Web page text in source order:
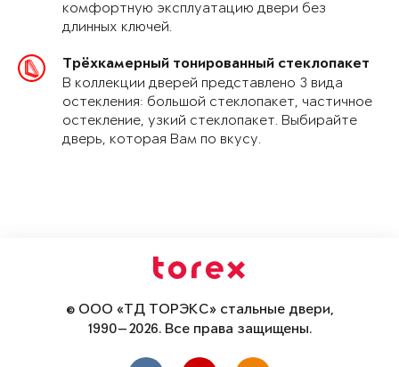
комфортную эксплуатацию двери без
длинных ключей.
Трёхкамерный тонированный стеклопакет
В коллекции дверей представлено 3 вида
остекления: большой стеклопакет, частичное
остекление, узкий стеклопакет. Выбирайте
дверь, которая Вам по вкусу.
© ООО «ТД ТОРЭКС» стальные двери,
1990—2026. Все права защищены.